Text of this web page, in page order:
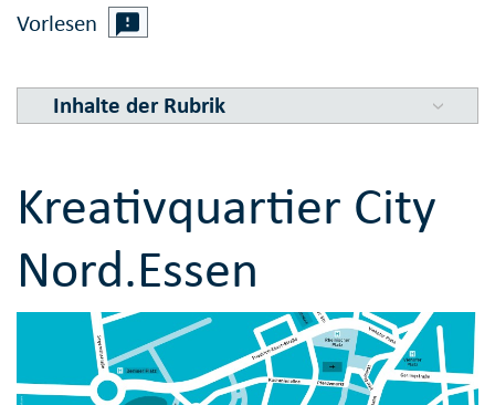
Vorlesen
Inhalte der Rubrik
Kreativquartier City
Nord.Essen